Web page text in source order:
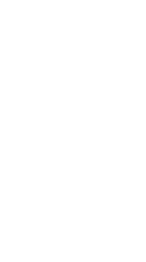
گاز ها چالش اصلی دکتر
کنیم باید از یک سیستم
پیشرفت‌های گسترده‌ای در
روش شده است و چگونگی این
ذکر شده برای استفاده